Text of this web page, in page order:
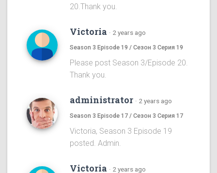
20.Thank you.
Victoria · 2 years ago
Season 3 Episode 19 / Сезон 3 Серия 19
Please post Season 3/Episode 20.
Thank you.
administrator · 2 years ago
Season 3 Episode 17 / Сезон 3 Серия 17
Victoria, Season 3 Episode 19
posted. Admin.
Victoria · 2 years ago